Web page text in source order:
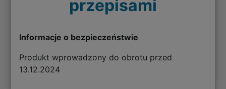
przepisami
Informacje o bezpieczeństwie
Produkt wprowadzony do obrotu przed
13.12.2024